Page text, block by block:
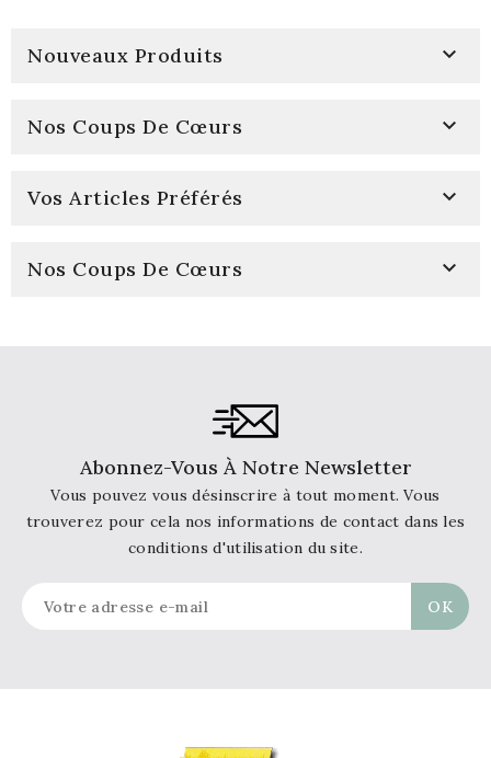
Nouveaux Produits 
Nos Coups De Cœurs 
Vos Articles Préférés 
Nos Coups De Cœurs 
Abonnez-Vous À Notre Newsletter
Vous pouvez vous désinscrire à tout moment. Vous
trouverez pour cela nos informations de contact dans les
conditions d'utilisation du site.